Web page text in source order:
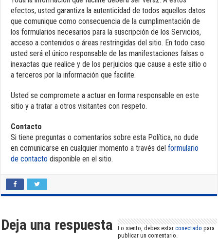
efectos, usted garantiza la autenticidad de todos aquellos datos
que comunique como consecuencia de la cumplimentación de
los formularios necesarios para la suscripción de los Servicios,
acceso a contenidos o áreas restringidas del sitio. En todo caso
usted será el único responsable de las manifestaciones falsas o
inexactas que realice y de los perjuicios que cause a este sitio o
a terceros por la información que facilite.
Usted se compromete a actuar en forma responsable en este
sitio y a tratar a otros visitantes con respeto.
Contacto
Si tiene preguntas o comentarios sobre esta Política, no dude
en comunicarse en cualquier momento a través delformulario
de contacto disponible en el sitio.
Deja una respuesta Lo siento, debes estarconectado para
publicar un comentario.